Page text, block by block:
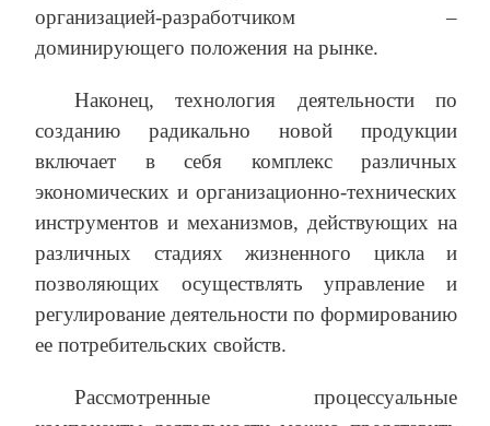
организацией-разработчиком –
доминирующего положения на рынке.
Наконец, технология деятельности по
созданию радикально новой продукции
включает в себя комплекс различных
экономических и организационно-технических
инструментов и механизмов, действующих на
различных стадиях жизненного цикла и
позволяющих осуществлять управление и
регулирование деятельности по формированию
ее потребительских свойств.
Рассмотренные процессуальные